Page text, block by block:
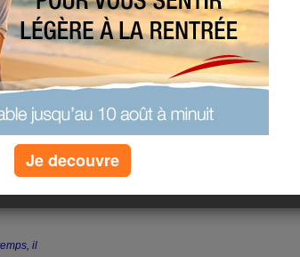
flaques
était
pas
franchir les
Le
l’eau et
le vieux
préoccupé,
il
Je decouvre